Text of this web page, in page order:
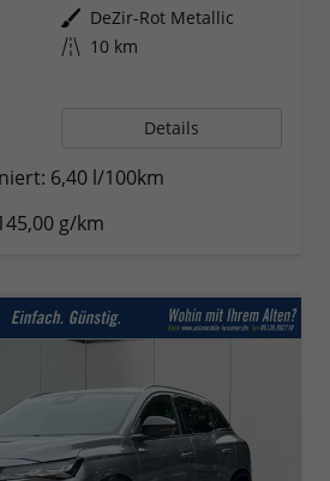
Außenfarbe DeZir-Rot Metallic
Kilometerstand 10 km
Details
6,40 l/100km
g/km